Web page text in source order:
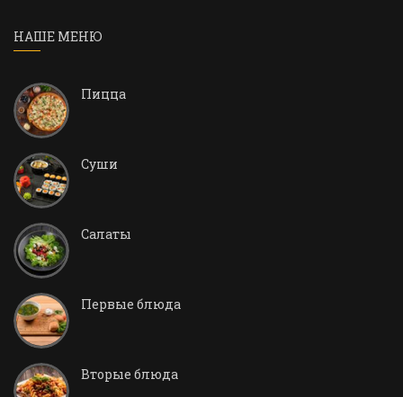
НАШЕ МЕНЮ
Пицца
Суши
Салаты
Первые блюда
Вторые блюда